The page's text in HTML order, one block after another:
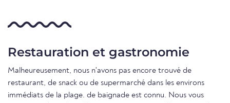
Restauration et gastronomie
Malheureusement, nous n'avons pas encore trouvé de
restaurant, de snack ou de supermarché dans les environs
immédiats de la plage. de baignade est connu. Nous vous